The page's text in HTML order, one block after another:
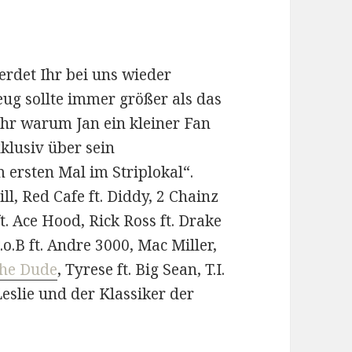
Ihr bei uns wieder
sollte immer größer als das
warum Jan ein kleiner Fan
über sein
ersten Mal im Striplokal“.
Red Cafe ft. Diddy, 2 Chainz
Hood, Rick Ross ft. Drake
ft. Andre 3000, Mac Miller,
Dude, Tyrese ft. Big Sean, T.I.
und der Klassiker der